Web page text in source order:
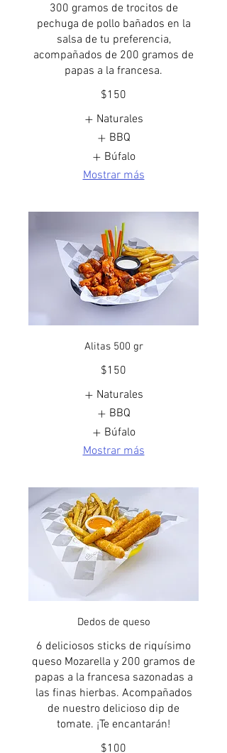
300 gramos de trocitos de
pechuga de pollo bañados en la
salsa de tu preferencia,
acompañados de 200 gramos de
papas a la francesa.
$150
Naturales
BBQ
Búfalo
Mostrar más
Alitas 500 gr
$150
Naturales
BBQ
Búfalo
Mostrar más
Dedos de queso
6 deliciosos sticks de riquísimo
queso Mozarella y 200 gramos de
papas a la francesa sazonadas a
las finas hierbas. Acompañados
de nuestro delicioso dip de
tomate. ¡Te encantarán!
$100